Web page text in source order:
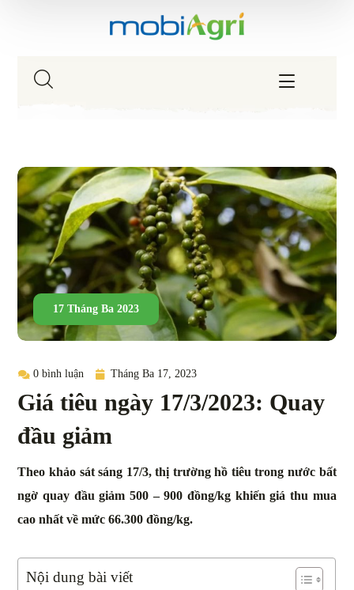
17 Tháng Ba 2023
0 bình luận Tháng Ba 17, 2023
Giá tiêu ngày 17/3/2023: Quay
đầu giảm
Theo khảo sát sáng 17/3, thị trường hồ tiêu trong nước bất
ngờ quay đầu giảm 500 – 900 đồng/kg khiến giá thu mua
cao nhất về mức 66.300 đồng/kg.
Nội dung bài viết